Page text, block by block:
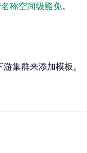
名称空间级豁免。
集群来添加模板。